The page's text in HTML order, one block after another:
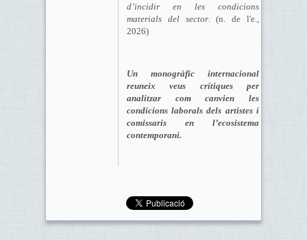
d’incidir en les condicions
materials del sector. (n. de l'e.,
2026)
Un monogràfic internacional
reuneix veus crítiques per
analitzar com canvien les
condicions laborals dels artistes i
comissaris en l’ecosistema
contemporani.